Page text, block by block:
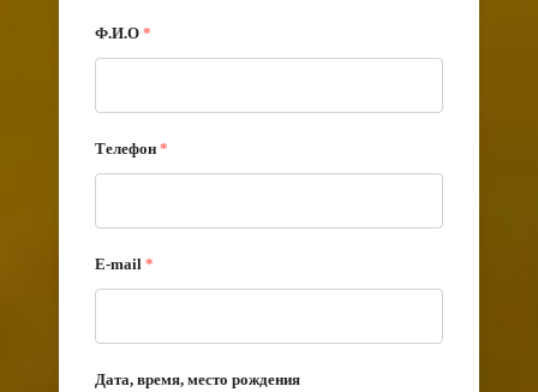
Ф.И.О *
Телефон *
E-mail *
Дата, время, место рождения